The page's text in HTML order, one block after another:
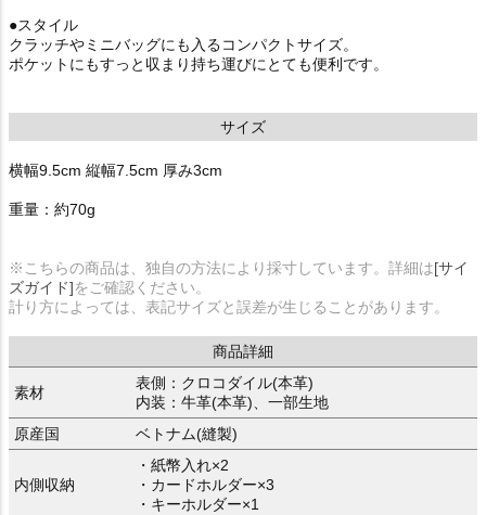
●スタイル
クラッチやミニバッグにも入るコンパクトサイズ。
ポケットにもすっと収まり持ち運びにとても便利です。
サイズ
横幅9.5cm 縦幅7.5cm 厚み3cm
重量：約70g
※こちらの商品は、独自の方法により採寸しています。詳細は[サイ
ズガイド]をご確認ください。
計り方によっては、表記サイズと誤差が生じることがあります。
商品詳細
素材
表側：クロコダイル(本革)
内装：牛革(本革)、一部生地
原産国
ベトナム(縫製)
内側収納
・紙幣入れ×2
・カードホルダー×3
・キーホルダー×1